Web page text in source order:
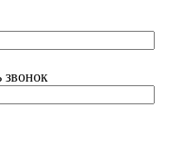
звонок